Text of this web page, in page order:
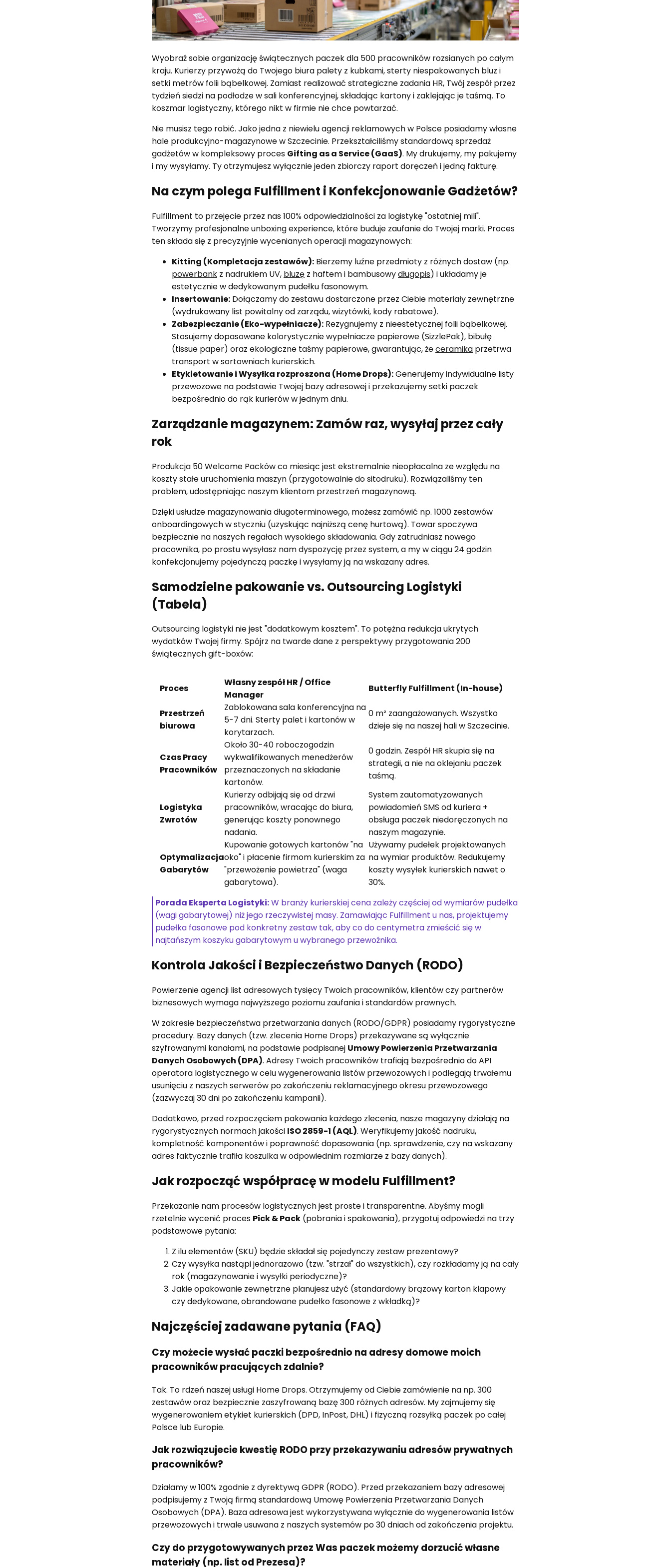
Wyobraź sobie organizację świątecznych paczek dla 500 pracowników rozsianych po całym
kraju. Kurierzy przywożą do Twojego biura palety z kubkami, sterty niespakowanych bluz i
setki metrów folii bąbelkowej. Zamiast realizować strategiczne zadania HR, Twój zespół przez
tydzień siedzi na podłodze w sali konferencyjnej, składając kartony i zaklejając je taśmą. To
koszmar logistyczny, którego nikt w firmie nie chce powtarzać.
Nie musisz tego robić. Jako jedna z niewielu agencji reklamowych w Polsce posiadamy własne
hale produkcyjno-magazynowe w Szczecinie. Przekształciliśmy standardową sprzedaż
gadżetów w kompleksowy proces Gifting as a Service (GaaS). My drukujemy, my pakujemy
i my wysyłamy. Ty otrzymujesz wyłącznie jeden zbiorczy raport doręczeń i jedną fakturę.
Na czym polega Fulfillment i Konfekcjonowanie Gadżetów?
Fulfillment to przejęcie przez nas 100% odpowiedzialności za logistykę "ostatniej mili".
Tworzymy profesjonalne unboxing experience, które buduje zaufanie do Twojej marki. Proces
ten składa się z precyzyjnie wycenianych operacji magazynowych:
Kitting (Kompletacja zestawów): Bierzemy luźne przedmioty z różnych dostaw (np.
powerbank z nadrukiem UV, bluzę z haftem i bambusowydługopis) i układamy je
estetycznie w dedykowanym pudełku fasonowym.
Insertowanie: Dołączamy do zestawu dostarczone przez Ciebie materiały zewnętrzne
(wydrukowany list powitalny od zarządu, wizytówki, kody rabatowe).
Zabezpieczanie (Eko-wypełniacze): Rezygnujemy z nieestetycznej folii bąbelkowej.
Stosujemy dopasowane kolorystycznie wypełniacze papierowe (SizzlePak), bibułę
(tissue paper) oraz ekologiczne taśmy papierowe, gwarantując, żeceramika przetrwa
transport w sortowniach kurierskich.
Etykietowanie i Wysyłka rozproszona (Home Drops):Generujemy indywidualne listy
przewozowe na podstawie Twojej bazy adresowej i przekazujemy setki paczek
bezpośrednio do rąk kurierów w jednym dniu.
Zarządzanie magazynem: Zamów raz, wysyłaj przez cały
rok
Produkcja 50 Welcome Packów co miesiąc jest ekstremalnie nieopłacalna ze względu na
koszty stałe uruchomienia maszyn (przygotowalnie do sitodruku). Rozwiązaliśmy ten
problem, udostępniając naszym klientom przestrzeń magazynową.
Dzięki usłudze magazynowania długoterminowego, możesz zamówić np. 1000 zestawów
onboardingowych w styczniu (uzyskując najniższą cenę hurtową). Towar spoczywa
bezpiecznie na naszych regałach wysokiego składowania. Gdy zatrudniasz nowego
pracownika, po prostu wysyłasz nam dyspozycję przez system, a my w ciągu 24 godzin
konfekcjonujemy pojedynczą paczkę i wysyłamy ją na wskazany adres.
Samodzielne pakowanie vs. Outsourcing Logistyki
(Tabela)
Outsourcing logistyki nie jest "dodatkowym kosztem". To potężna redukcja ukrytych
wydatków Twojej firmy. Spójrz na twarde dane z perspektywy przygotowania 200
świątecznych gift-boxów:
Proces
Własny zespół HR / Office
Manager
Butterfly Fulfillment (In-house)
Przestrzeń
biurowa
Zablokowana sala konferencyjna na
5-7 dni. Sterty palet i kartonów w
korytarzach.
0 m² zaangażowanych. Wszystko
dzieje się na naszej hali w Szczecinie.
Czas Pracy
Pracowników
Około 30-40 roboczogodzin
wykwalifikowanych menedżerów
przeznaczonych na składanie
kartonów.
0 godzin. Zespół HR skupia się na
strategii, a nie na oklejaniu paczek
taśmą.
Logistyka
Zwrotów
Kurierzy odbijają się od drzwi
pracowników, wracając do biura,
generując koszty ponownego
nadania.
System zautomatyzowanych
powiadomień SMS od kuriera +
obsługa paczek niedoręczonych na
naszym magazynie.
Optymalizacja
Gabarytów
Kupowanie gotowych kartonów "na
oko" i płacenie firmom kurierskim za
"przewożenie powietrza" (waga
gabarytowa).
Używamy pudełek projektowanych
na wymiar produktów. Redukujemy
koszty wysyłek kurierskich nawet o
30%.
Porada Eksperta Logistyki:W branży kurierskiej cena zależy częściej od wymiarów pudełka
(wagi gabarytowej) niż jego rzeczywistej masy. Zamawiając Fulfillment u nas, projektujemy
pudełka fasonowe pod konkretny zestaw tak, aby co do centymetra zmieścić się w
najtańszym koszyku gabarytowym u wybranego przewoźnika.
Kontrola Jakości i Bezpieczeństwo Danych (RODO)
Powierzenie agencji list adresowych tysięcy Twoich pracowników, klientów czy partnerów
biznesowych wymaga najwyższego poziomu zaufania i standardów prawnych.
W zakresie bezpieczeństwa przetwarzania danych (RODO/GDPR) posiadamy rygorystyczne
procedury. Bazy danych (tzw. zlecenia Home Drops) przekazywane są wyłącznie
szyfrowanymi kanałami, na podstawie podpisanej Umowy Powierzenia Przetwarzania
Danych Osobowych (DPA). Adresy Twoich pracowników trafiają bezpośrednio do API
operatora logistycznego w celu wygenerowania listów przewozowych i podlegają trwałemu
usunięciu z naszych serwerów po zakończeniu reklamacyjnego okresu przewozowego
(zazwyczaj 30 dni po zakończeniu kampanii).
Dodatkowo, przed rozpoczęciem pakowania każdego zlecenia, nasze magazyny działają na
rygorystycznych normach jakości ISO 2859-1 (AQL). Weryfikujemy jakość nadruku,
kompletność komponentów i poprawność dopasowania (np. sprawdzenie, czy na wskazany
adres faktycznie trafiła koszulka w odpowiednim rozmiarze z bazy danych).
Jak rozpocząć współpracę w modelu Fulfillment?
Przekazanie nam procesów logistycznych jest proste i transparentne. Abyśmy mogli
rzetelnie wycenić proces Pick & Pack (pobrania i spakowania), przygotuj odpowiedzi na trzy
podstawowe pytania:
Z ilu elementów (SKU) będzie składał się pojedynczy zestaw prezentowy?
Czy wysyłka nastąpi jednorazowo (tzw. "strzał" do wszystkich), czy rozkładamy ją na cały
rok (magazynowanie i wysyłki periodyczne)?
Jakie opakowanie zewnętrzne planujesz użyć (standardowy brązowy karton klapowy
czy dedykowane, obrandowane pudełko fasonowe z wkładką)?
Najczęściej zadawane pytania (FAQ)
Czy możecie wysłać paczki bezpośrednio na adresy domowe moich
pracowników pracujących zdalnie?
Tak. To rdzeń naszej usługi Home Drops. Otrzymujemy od Ciebie zamówienie na np. 300
zestawów oraz bezpiecznie zaszyfrowaną bazę 300 różnych adresów. My zajmujemy się
wygenerowaniem etykiet kurierskich (DPD, InPost, DHL) i fizyczną rozsyłką paczek po całej
Polsce lub Europie.
Jak rozwiązujecie kwestię RODO przy przekazywaniu adresów prywatnych
pracowników?
Działamy w 100% zgodnie z dyrektywą GDPR (RODO). Przed przekazaniem bazy adresowej
podpisujemy z Twoją firmą standardową Umowę Powierzenia Przetwarzania Danych
Osobowych (DPA). Baza adresowa jest wykorzystywana wyłącznie do wygenerowania listów
przewozowych i trwale usuwana z naszych systemów po 30 dniach od zakończenia projektu.
Czy do przygotowywanych przez Was paczek możemy dorzucić własne
materiały (np. list od Prezesa)?